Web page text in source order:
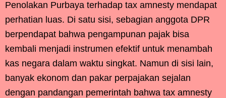
Penolakan Purbaya terhadap tax amnesty mendapat
perhatian luas. Di satu sisi, sebagian anggota DPR
berpendapat bahwa pengampunan pajak bisa
kembali menjadi instrumen efektif untuk menambah
kas negara dalam waktu singkat. Namun di sisi lain,
banyak ekonom dan pakar perpajakan sejalan
dengan pandangan pemerintah bahwa tax amnesty